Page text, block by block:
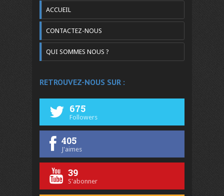
ACCUEIL
CONTACTEZ-NOUS
QUI SOMMES NOUS ?
RETROUVEZ-NOUS SUR :
675
Followers
405
J'aimes
39
S'abonner